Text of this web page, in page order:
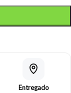
Entregado